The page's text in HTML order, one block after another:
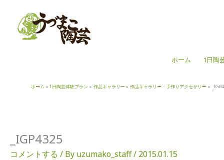
ホーム 1日陶
ホーム 1日陶芸体験プラン 作品ギャラリー 作品ギャラリー：手作りアクセサリー
_IGP4325
コメントする / By uzumako_staff/ 2015.01.15